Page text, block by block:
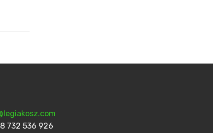
732 536 926